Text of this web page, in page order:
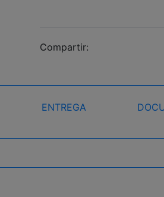
Compartir:
ENTREGA